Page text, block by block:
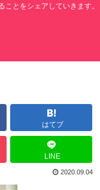
とをシェアしていきます。
はてブ
LINE
2020.09.04